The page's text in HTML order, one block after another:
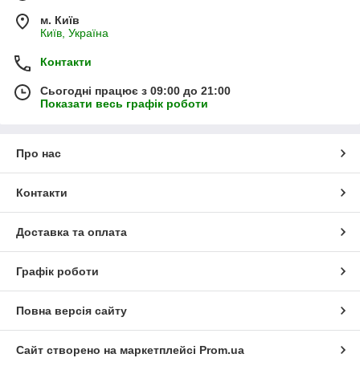
м. Київ
Київ, Україна
Контакти
Сьогодні працює з 09:00 до 21:00
Показати весь графік роботи
Про нас
Контакти
Доставка та оплата
Графік роботи
Повна версія сайту
Сайт створено на маркетплейсі Prom.ua